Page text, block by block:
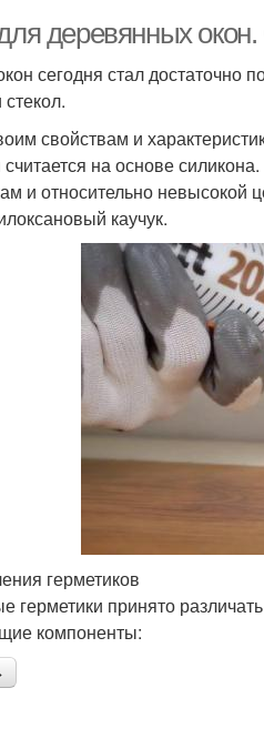
деревянных
сегодня стал
свойствам и
на основе
и относительно невысокой
каучук.
герметиков
герметики принято
компоненты: